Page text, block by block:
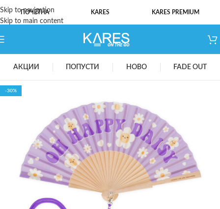
Skip to navigation
Skip to main content
ПОЧЕТНА KARES KARES PREMIUM
АКЦИИ ПОПУСТИ НОВО FADE OUT
-30%